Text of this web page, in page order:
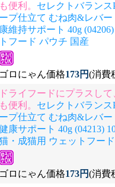
も便利。 セレクトバランス
ープ仕立て むね肉&レバ
康維持サポート 40g
トフード パウチ 国産
ゴロにゃん価格173円(消費
ドライフードにプラスし
も便利。 セレクトバランス
ープ仕立て むね肉&レバ
康サポート 40g (04213)
・成猫用 ウェットフー
ゴロにゃん価格173円(消費